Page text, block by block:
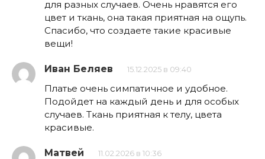
для разных случаев. Очень нравятся его
цвет и ткань, она такая приятная на ощупь.
Спасибо, что создаете такие красивые
вещи!
Иван Беляев 15.12.2025 в 09:40
Платье очень симпатичное и удобное.
Подойдет на каждый день и для особых
случаев. Ткань приятная к телу, цвета
красивые.
Матвей 11.02.2026 в 10:36